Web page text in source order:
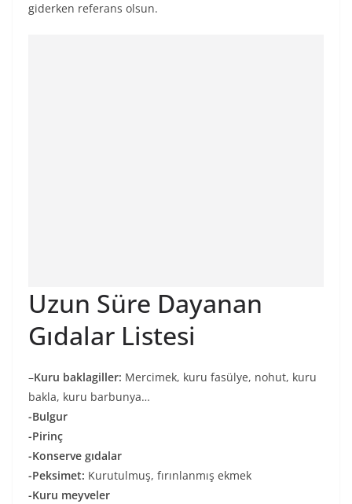
giderken referans olsun.
Uzun Süre Dayanan
Gıdalar Listesi
–Kuru baklagiller: Mercimek, kuru fasülye, nohut, kuru
bakla, kuru barbunya…
-Bulgur
-Pirinç
-Konserve gıdalar
-Peksimet: Kurutulmuş, fırınlanmış ekmek
-Kuru meyveler